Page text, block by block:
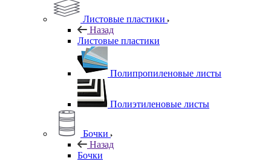
Листовые пластики
Назад
Листовые пластики
Полипропиленовые листы
Полиэтиленовые листы
Бочки
Назад
Бочки